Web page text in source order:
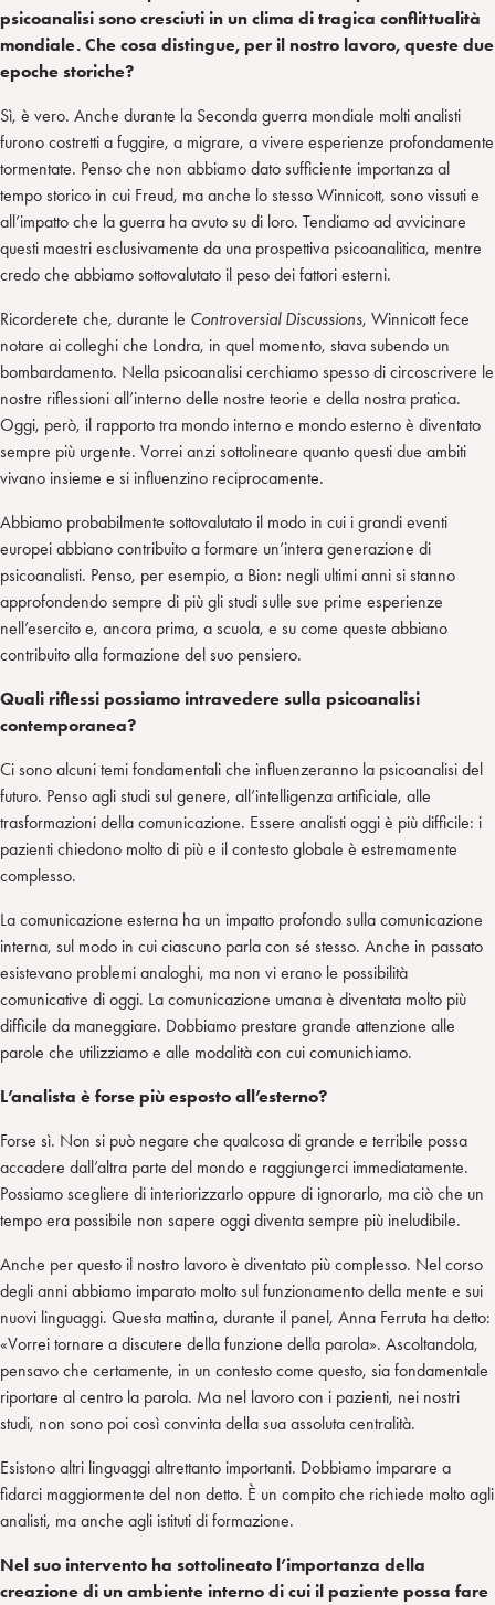
psicoanalisi sono cresciuti in un clima di tragica conflittualità
mondiale. Che cosa distingue, per il nostro lavoro, queste due
epoche storiche?
Sì, è vero. Anche durante la Seconda guerra mondiale molti analisti
furono costretti a fuggire, a migrare, a vivere esperienze profondamente
tormentate. Penso che non abbiamo dato sufficiente importanza al
tempo storico in cui Freud, ma anche lo stesso Winnicott, sono vissuti e
all’impatto che la guerra ha avuto su di loro. Tendiamo ad avvicinare
questi maestri esclusivamente da una prospettiva psicoanalitica, mentre
credo che abbiamo sottovalutato il peso dei fattori esterni.
Ricorderete che, durante le Controversial Discussions, Winnicott fece
notare ai colleghi che Londra, in quel momento, stava subendo un
bombardamento. Nella psicoanalisi cerchiamo spesso di circoscrivere le
nostre riflessioni all’interno delle nostre teorie e della nostra pratica.
Oggi, però, il rapporto tra mondo interno e mondo esterno è diventato
sempre più urgente. Vorrei anzi sottolineare quanto questi due ambiti
vivano insieme e si influenzino reciprocamente.
Abbiamo probabilmente sottovalutato il modo in cui i grandi eventi
europei abbiano contribuito a formare un’intera generazione di
psicoanalisti. Penso, per esempio, a Bion: negli ultimi anni si stanno
approfondendo sempre di più gli studi sulle sue prime esperienze
nell’esercito e, ancora prima, a scuola, e su come queste abbiano
contribuito alla formazione del suo pensiero.
Quali riflessi possiamo intravedere sulla psicoanalisi
contemporanea?
Ci sono alcuni temi fondamentali che influenzeranno la psicoanalisi del
futuro. Penso agli studi sul genere, all’intelligenza artificiale, alle
trasformazioni della comunicazione. Essere analisti oggi è più difficile: i
pazienti chiedono molto di più e il contesto globale è estremamente
complesso.
La comunicazione esterna ha un impatto profondo sulla comunicazione
interna, sul modo in cui ciascuno parla con sé stesso. Anche in passato
esistevano problemi analoghi, ma non vi erano le possibilità
comunicative di oggi. La comunicazione umana è diventata molto più
difficile da maneggiare. Dobbiamo prestare grande attenzione alle
parole che utilizziamo e alle modalità con cui comunichiamo.
L’analista è forse più esposto all’esterno?
Forse sì. Non si può negare che qualcosa di grande e terribile possa
accadere dall’altra parte del mondo e raggiungerci immediatamente.
Possiamo scegliere di interiorizzarlo oppure di ignorarlo, ma ciò che un
tempo era possibile non sapere oggi diventa sempre più ineludibile.
Anche per questo il nostro lavoro è diventato più complesso. Nel corso
degli anni abbiamo imparato molto sul funzionamento della mente e sui
nuovi linguaggi. Questa mattina, durante il panel, Anna Ferruta ha detto:
«Vorrei tornare a discutere della funzione della parola». Ascoltandola,
pensavo che certamente, in un contesto come questo, sia fondamentale
riportare al centro la parola. Ma nel lavoro con i pazienti, nei nostri
studi, non sono poi così convinta della sua assoluta centralità.
Esistono altri linguaggi altrettanto importanti. Dobbiamo imparare a
fidarci maggiormente del non detto. È un compito che richiede molto agli
analisti, ma anche agli istituti di formazione.
Nel suo intervento ha sottolineato l’importanza della
creazione di un ambiente interno di cui il paziente possa fare